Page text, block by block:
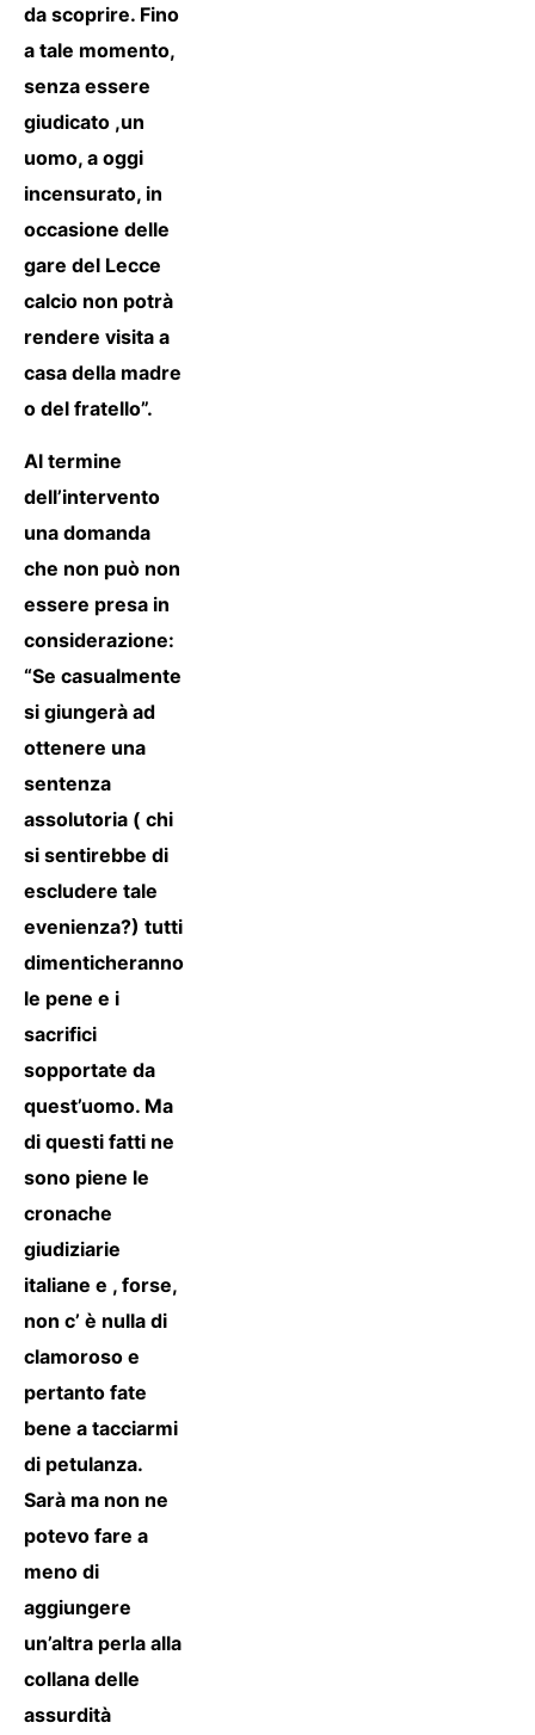
da scoprire. Fino
a tale momento,
senza essere
giudicato ,un
uomo, a oggi
incensurato, in
occasione delle
gare del Lecce
calcio non potrà
rendere visita a
casa della madre
o del fratello”.
Al termine
dell’intervento
una domanda
che non può non
essere presa in
considerazione:
“Se casualmente
si giungerà ad
ottenere una
sentenza
assolutoria ( chi
si sentirebbe di
escludere tale
evenienza?) tutti
dimenticheranno
le pene e i
sacrifici
sopportate da
quest’uomo. Ma
di questi fatti ne
sono piene le
cronache
giudiziarie
italiane e , forse,
non c’ è nulla di
clamoroso e
pertanto fate
bene a tacciarmi
di petulanza.
Sarà ma non ne
potevo fare a
meno di
aggiungere
un’altra perla alla
collana delle
assurdità